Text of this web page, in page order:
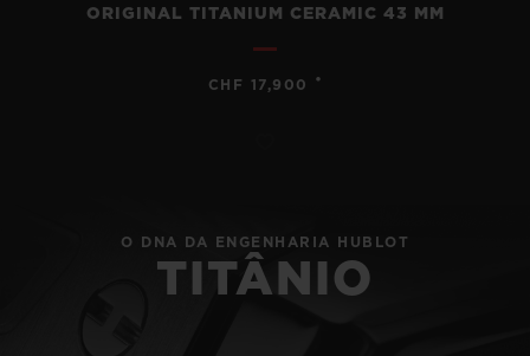
ORIGINAL TITANIUM CERAMIC 43 MM
CHF 17,900 •
O DNA DA ENGENHARIA HUBLOT
TITÂNIO